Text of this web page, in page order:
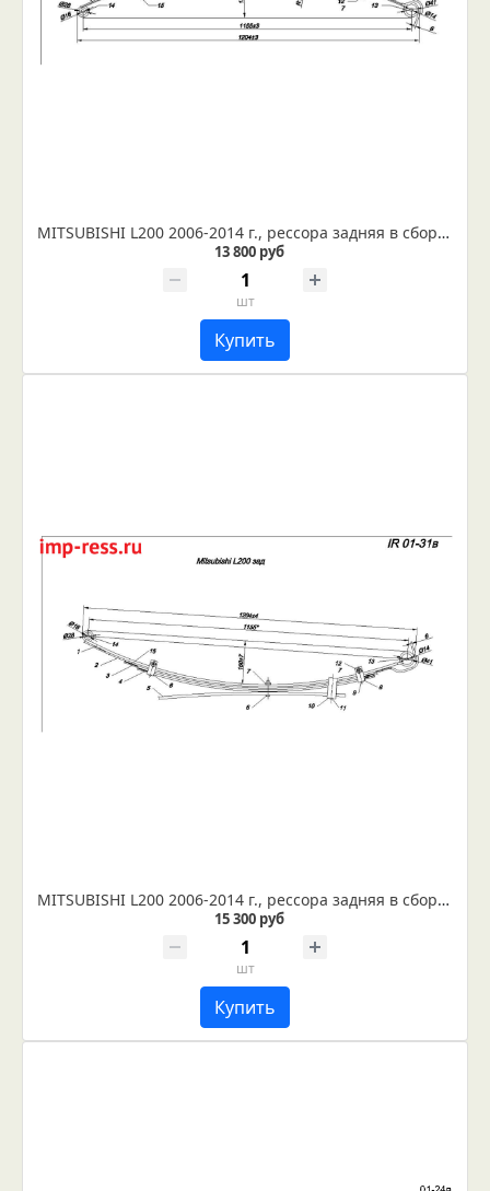
MITSUBISHI L200 2006-2014 г., рессора задняя в сборе (Арт. IR 01-10в)
13 800 руб
шт
Купить
MITSUBISHI L200 2006-2014 г., рессора задняя в сборе (Арт. IR 01-31в) С удлиненным 2 и 3 листом
15 300 руб
шт
Купить